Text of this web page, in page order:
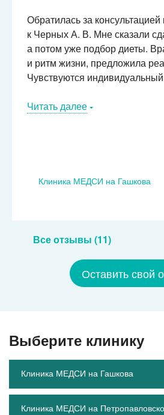
Клиника МЕДСИ на Гашкова
Обратилась за
к Черных А. В. Мне сказали
а потом уже подбор диеты.
и ритм жизни, предложила
Чувствуются
Читать далее
Все отзывы (11)
Оставить свой
Выберите клинику
Клиника МЕДСИ на Гашкова
Клиника МЕДСИ на